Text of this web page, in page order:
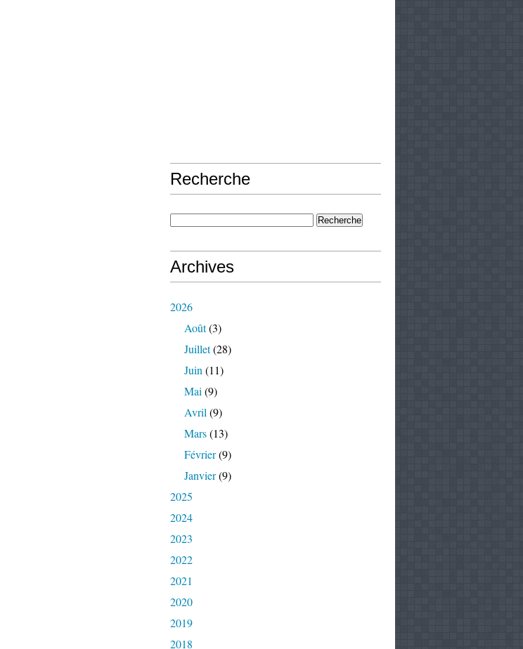
Recherche
Archives
2026
Août(3)
Juillet(28)
Juin (11)
Mai (9)
Avril (9)
Mars(13)
Février(9)
Janvier(9)
2025
2024
2023
2022
2021
2020
2019
2018